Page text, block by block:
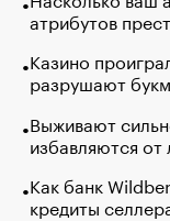
атрибутов
Казино
разрушают
Выживают
избавляются
Как банк
кредиты